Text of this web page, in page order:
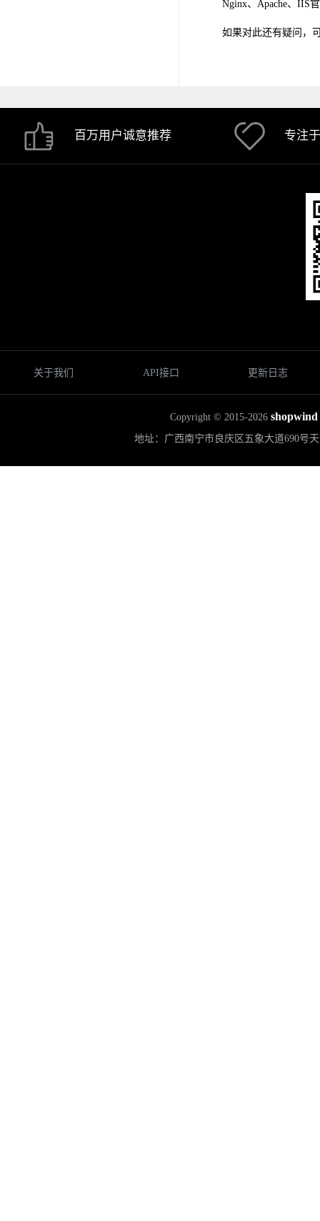
Nginx、Apache、IIS
如果对此还有疑问，
百万用户诚意推荐 专注
关于我们 API接口 更新日志
Copyright © 2015-2026 shopwind
地址：广西南宁市良庆区五象大道690号